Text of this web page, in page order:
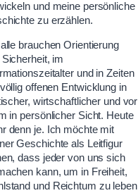
und meine persönliche
zu erzählen.
brauchen Orientierung
Sicherheit, im
und in Zeiten
offenen Entwicklung in
wirtschaftlicher und vor
in persönlicher Sicht. Heute
denn je. Ich möchte mit
Geschichte als Leitfigur
dass jeder von uns sich
kann, um in Freiheit,
und Reichtum zu leben